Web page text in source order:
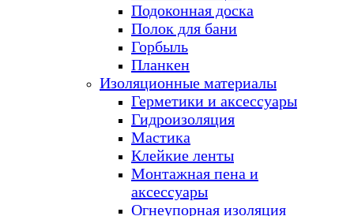
Подоконная доска
Полок для бани
Горбыль
Планкен
Изоляционные материалы
Герметики и аксессуары
Гидроизоляция
Мастика
Клейкие ленты
Монтажная пена и
аксессуары
Огнеупорная изоляция